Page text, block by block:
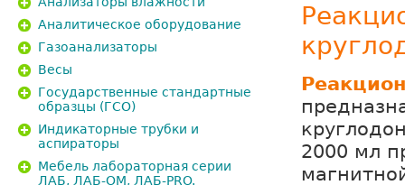
2000 мл
Аналитическое оборудование
Газоанализаторы
Весы
Государственные стандартные
образцы (ГСО)
Индикаторные трубки и
аспираторы
Мебель лабораторная серии
ЛАБ, ЛАБ-ОМ, ЛАБ-PRO.